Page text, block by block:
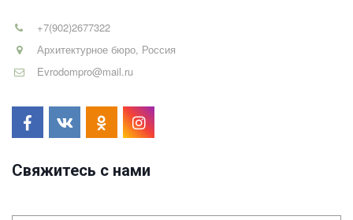
+7(902)2677322
Архитектурное бюро, Россия
Evrodompro@mail.ru
Свяжитесь с нами